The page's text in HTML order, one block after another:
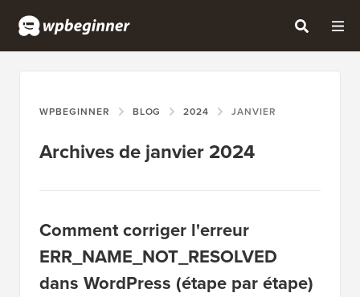
WPBEGINNER BLOG 2024 JANVIER
Archives de janvier 2024
Comment corriger l'erreur
ERR_NAME_NOT_RESOLVED
dans WordPress (étape par étape)